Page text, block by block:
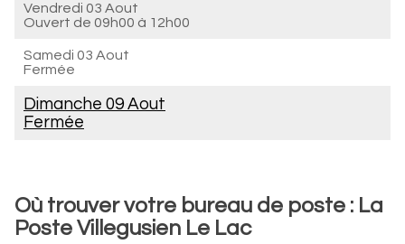
Vendredi 03 Aout
Ouvert de 09h00 à 12h00
Samedi 03 Aout
Fermée
Dimanche 09 Aout
Fermée
Où trouver votre bureau de poste : La
Poste Villegusien Le Lac